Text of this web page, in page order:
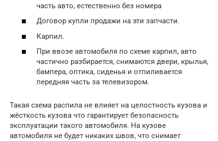
часть авто, естественно без номера
Договор купли продажи на эти запчасти.
Карпил.
При ввозе автомобиля по схеме карпил, авто
частично разбирается, снимаются двери, крылья,
бампера, оптика, сиденья и отпиливается
передняя часть за телевизором.
Такая схема распила не влияет на целостность кузова и
жёсткость кузова что гарантирует безопасность
эксплуатации такого автомобиля. На кузове
автомобиля не будет никаких швов, что снимает